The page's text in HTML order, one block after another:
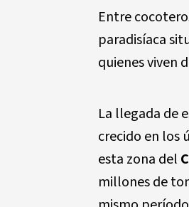
Entre
paradisíaca
quienes viven
La llegada de
crecido en los
esta zona del
millones de